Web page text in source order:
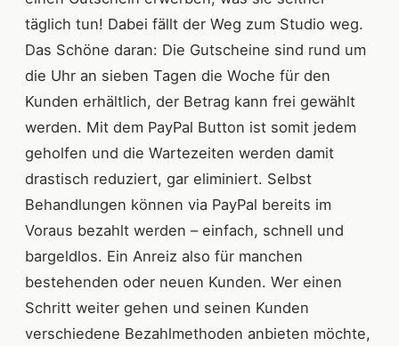
täglich tun! Dabei fällt der Weg zum Studio weg.
Das Schöne daran: Die Gutscheine sind rund um
die Uhr an sieben Tagen die Woche für den
Kunden erhältlich, der Betrag kann frei gewählt
werden. Mit dem PayPal Button ist somit jedem
geholfen und die Wartezeiten werden damit
drastisch reduziert, gar eliminiert. Selbst
Behandlungen können via PayPal bereits im
Voraus bezahlt werden – einfach, schnell und
bargeldlos. Ein Anreiz also für manchen
bestehenden oder neuen Kunden. Wer einen
Schritt weiter gehen und seinen Kunden
verschiedene Bezahlmethoden anbieten möchte,